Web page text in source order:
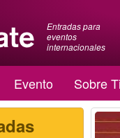
Entradas para
eventos
internacionales
Evento Sobre